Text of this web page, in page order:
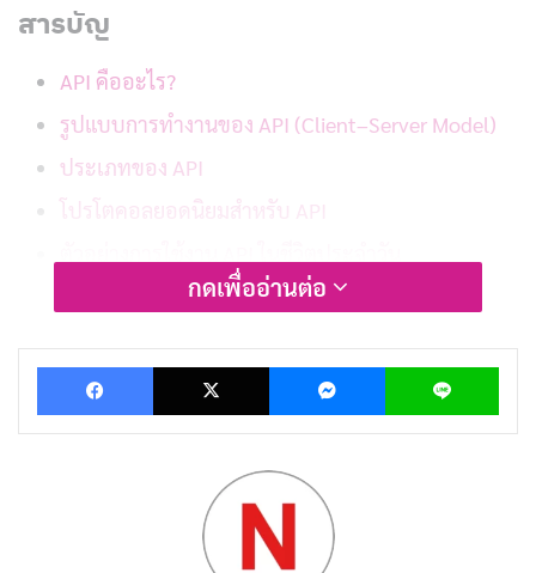
สารบัญ
API คืออะไร?
รูปแบบการทำงานของ API (Client–Server Model)
ประเภทของ API
โปรโตคอลยอดนิยมสำหรับ API
ประโยชน์ของ API ต่อธุรกิจและองค์กร
ข้อควรระวังและปัญหาที่อาจเกิดขึ้น
การตลาดและการสร้างคุณค่าเพิ่มด้วย API
แนวทางในการประยุกต์ใช้ API สำหรับผู้เริ่มต้น
ตัวอย่างโค้ดสั้นๆ ของ REST API ด้วย Node.js
กดเพื่ออ่านต่อ
Facebook X Messenger Line